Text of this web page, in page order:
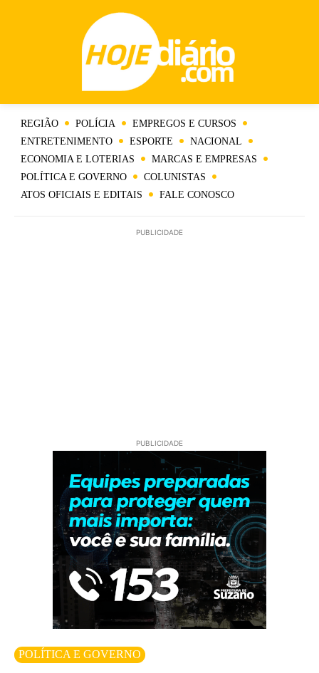
REGIÃO POLÍCIA
EMPREGOS E CURSOS
ENTRETENIMENTO
ESPORTE
NACIONAL
ECONOMIA E LOTERIAS
MARCAS E EMPRESAS
POLÍTICA E GOVERNO
COLUNISTAS
ATOS OFICIAIS E EDITAIS
FALE CONOSCO
PUBLICIDADE
PUBLICIDADE
POLÍTICA E GOVERNO